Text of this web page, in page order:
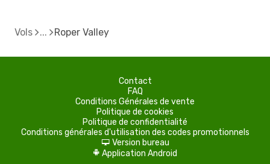
Vols Roper Valley
Contact
FAQ
Conditions Générales de vente
Politique de cookies
Politique de confidentialité
Conditions générales d'utilisation des codes promotionnels
d Version bureau
A Application Android